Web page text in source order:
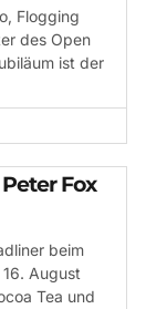
Flogging
des Open
ist der
Fox
beim
August
Tea und